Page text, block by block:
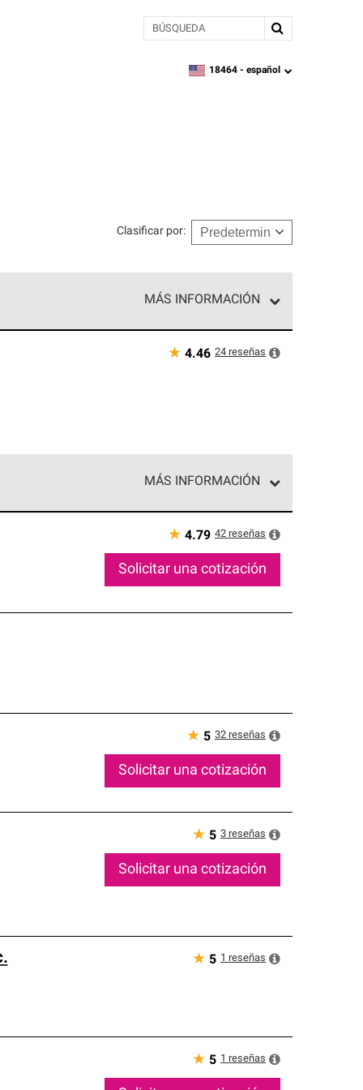
BÚSQUEDA
zipcode,language
18464 - español
Clasificar por:
MÁS INFORMACIÓN
incomparable. Solo ellos pueden
★ 4.46 24 reseñas
MÁS INFORMACIÓN
y confiabilidad.
★ 4.79 42 reseñas
Solicitar una cotización
★ 5 32 reseñas
Solicitar una cotización
★ 5 3 reseñas
Solicitar una cotización
★ 5 1 reseñas
★ 5 1 reseñas